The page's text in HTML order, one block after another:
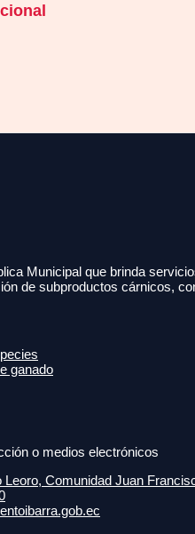
Municipal que brinda
de subproductos cárnicos,
ganado
o medios electrónicos
Comunidad Juan